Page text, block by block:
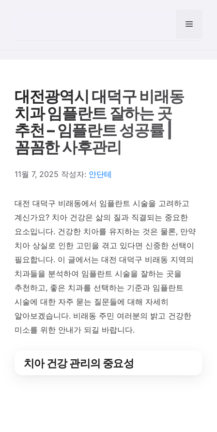
메뉴
대전광역시 대덕구 비래동
치과 임플란트 잘하는 곳
추천 – 임플란트 성공률 |
꼼꼼한 사후관리
11월 7, 2025 작성자: 안단테
대전 대덕구 비래동에서 임플란트 시술을 고려하고
계신가요? 치아 건강은 삶의 질과 직결되는 중요한
요소입니다. 건강한 치아를 유지하는 것은 물론, 만약
치아 상실로 인한 고민을 겪고 있다면 신중한 선택이
필요합니다. 이 글에서는 대전 대덕구 비래동 지역의
치과들을 분석하여 임플란트 시술을 잘하는 곳을
추천하고, 좋은 치과를 선택하는 기준과 임플란트
시술에 대한 자주 묻는 질문들에 대해 자세히
알아보겠습니다. 비래동 주민 여러분의 밝고 건강한
미소를 위한 안내가 되길 바랍니다.
치아 건강 관리의 중요성